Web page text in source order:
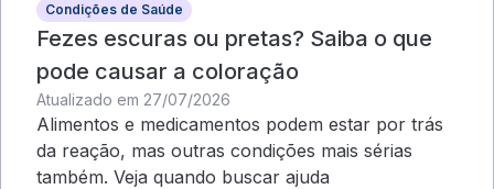
Condições de Saúde
Fezes escuras ou pretas? Saiba o que
pode causar a coloração
Atualizado em 27/07/2026
Alimentos e medicamentos podem estar por trás
da reação, mas outras condições mais sérias
também. Veja quando buscar ajuda